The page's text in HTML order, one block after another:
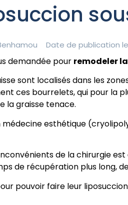
Date de publication le
demandée pour remodeler
sont localisés dans les
ces bourrelets, qui pour la
la graisse tenace.
esthétique
de la chirurgie
de récupération plus long,
pouvoir faire leur